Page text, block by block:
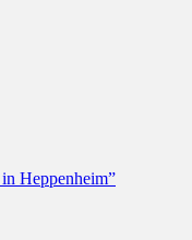
Heppenheim”